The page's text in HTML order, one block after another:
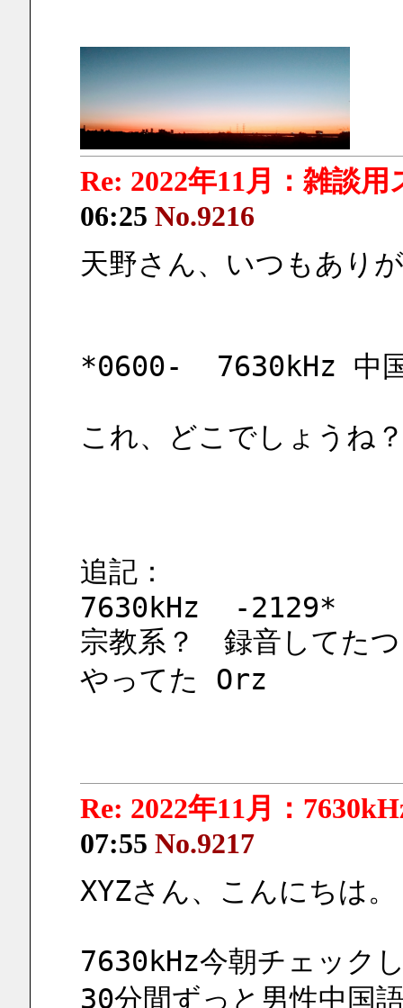
Re: 2022年11月：雑談
06:25 No.9216
天野さん、いつもあり
*0600-  7630kHz 中
これ、どこでしょうね
追記：
7630kHz  -2129*
宗教系？　録音してた
やってた Orz
Re: 2022年11月：
07:55 No.9217
XYZさん、こんにちは。
7630kHz今朝チェック
30分間ずっと男性中国